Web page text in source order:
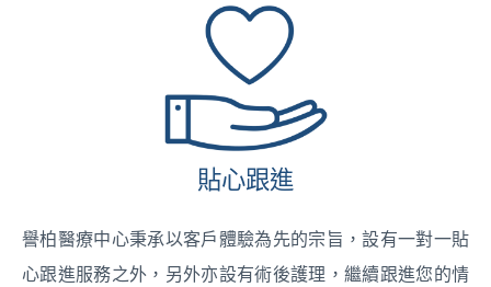
貼心跟進
譽柏醫療中心秉承以客戶體驗為先的宗旨，設有一對一貼
心跟進服務之外，另外亦設有術後護理，繼續跟進您的情